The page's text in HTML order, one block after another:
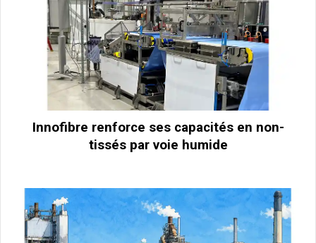
Innofibre renforce ses capacités en non-
tissés par voie humide